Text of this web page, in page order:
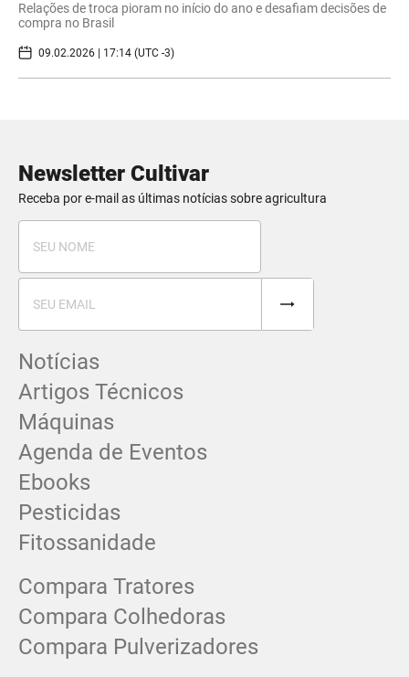
Relações de troca pioram no início do ano e desafiam decisões de
compra no Brasil
09.02.2026 | 17:14 (UTC -3)
Newsletter Cultivar
Receba por e-mail as últimas notícias sobre agricultura
Notícias
Artigos Técnicos
Máquinas
Agenda de Eventos
Ebooks
Pesticidas
Fitossanidade
Compara Tratores
Compara Colhedoras
Compara Pulverizadores